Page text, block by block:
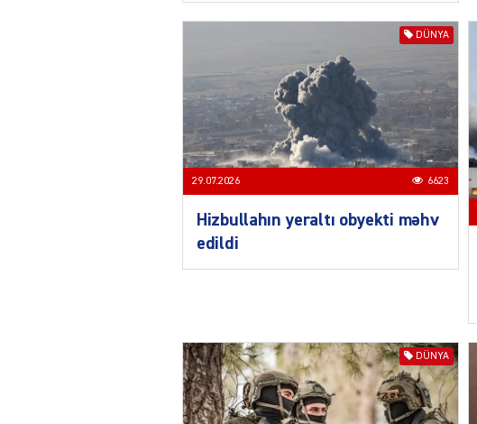
DÜNYA
29.07.2026 6623
Hizbullahın yeraltı obyekti məhv
edildi
DÜNYA